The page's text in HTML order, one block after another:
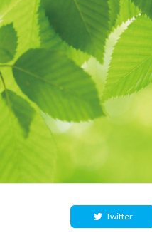
Twitter